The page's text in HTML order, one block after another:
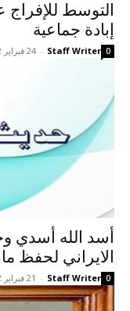
التوسط
إبادة جماعية
Staff Writer
- 24 فبراير 2022 0
أسد الله أسدي
الایراني لحفظ
Staff Writer
- 21 فبراير 2022 0